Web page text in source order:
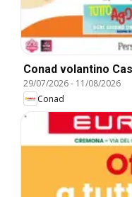
Conad volantino
29/07/2026- 11/08/2026
Conad